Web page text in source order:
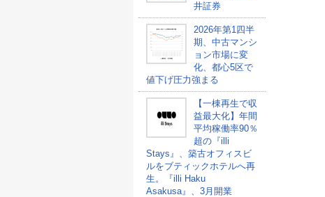
井証券
2026年第1四半
期、中古マンシ
ョン市場に変
化、都心5区で
値下げ圧力強まる
【一棟再生で収
益最大化】年間
平均稼働率90％
超の『illi
Stays』、築古オフィスビ
ルをブティックホテルへ再
生。『illi Haku
Asakusa』、3月開業